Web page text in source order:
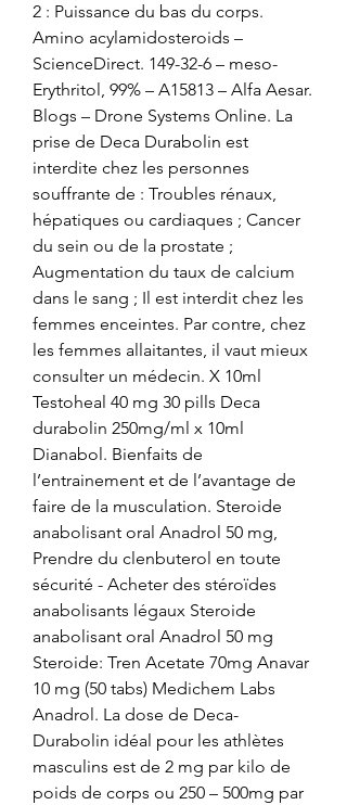
2 : Puissance du bas du corps.
Amino acylamidosteroids –
ScienceDirect. 149-32-6 – meso-
Erythritol, 99% – A15813 – Alfa Aesar.
Blogs – Drone Systems Online. La
prise de Deca Durabolin est
interdite chez les personnes
souffrante de : Troubles rénaux,
hépatiques ou cardiaques ; Cancer
du sein ou de la prostate ;
Augmentation du taux de calcium
dans le sang ; Il est interdit chez les
femmes enceintes. Par contre, chez
les femmes allaitantes, il vaut mieux
consulter un médecin. X 10ml
Testoheal 40 mg 30 pills Deca
durabolin 250mg/ml x 10ml
Dianabol. Bienfaits de
l’entrainement et de l’avantage de
faire de la musculation. Steroide
anabolisant oral Anadrol 50 mg,
Prendre du clenbuterol en toute
sécurité - Acheter des stéroïdes
anabolisants légaux Steroide
anabolisant oral Anadrol 50 mg
Steroide: Tren Acetate 70mg Anavar
10 mg (50 tabs) Medichem Labs
Anadrol. La dose de Deca-
Durabolin idéal pour les athlètes
masculins est de 2 mg par kilo de
poids de corps ou 250 – 500mg par